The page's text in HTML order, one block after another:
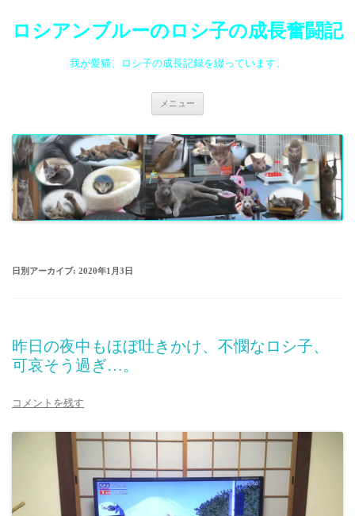
ロシアンブルーのロシ子の成長奮闘記
我が愛猫、ロシ子の成長記録を綴っています。
メニュー
ツ
へ
ス
キ
ッ
プ
日別アーカイブ: 2020年1月3日
昨日の夜中もほぼ吐きかけ、不憫なロシ子、
可哀そう過ぎ…。
コメントを残す